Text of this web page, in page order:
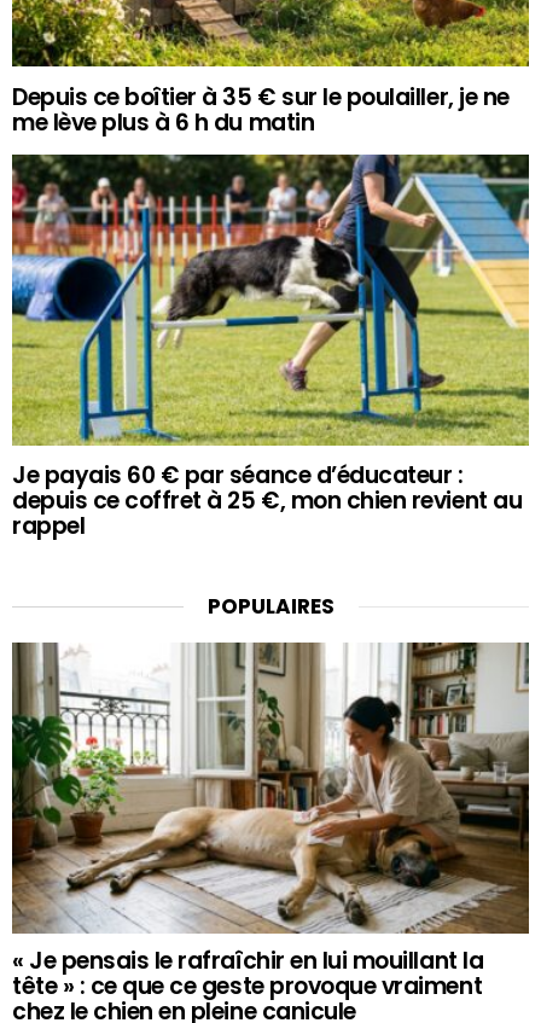
Depuis ce boîtier à 35 € sur le poulailler, je ne
me lève plus à 6 h du matin
Je payais 60 € par séance d’éducateur :
depuis ce coffret à 25 €, mon chien revient au
rappel
POPULAIRES
« Je pensais le rafraîchir en lui mouillant la
tête » : ce que ce geste provoque vraiment
chez le chien en pleine canicule